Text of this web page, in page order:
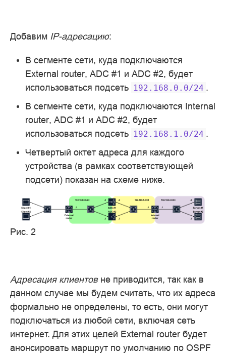
Добавим IP-адресацию:
В сегменте сети, куда подключаются
External router, ADC #1 и ADC #2, будет
использоваться подсеть 192.168.0.0/24 .
В сегменте сети, куда подключаются Internal
router, ADC #1 и ADC #2, будет
использоваться подсеть 192.168.1.0/24 .
Четвертый октет адреса для каждого
устройства (в рамках соответствующей
подсети) показан на схеме ниже.
Рис. 2
Адресация клиентовне приводится, так как в
данном случае мы будем считать, что их адреса
формально не определены, то есть, они могут
подключаться из любой сети, включая сеть
интернет. Для этих целей External router будет
анонсировать маршрут по умолчанию по OSPF